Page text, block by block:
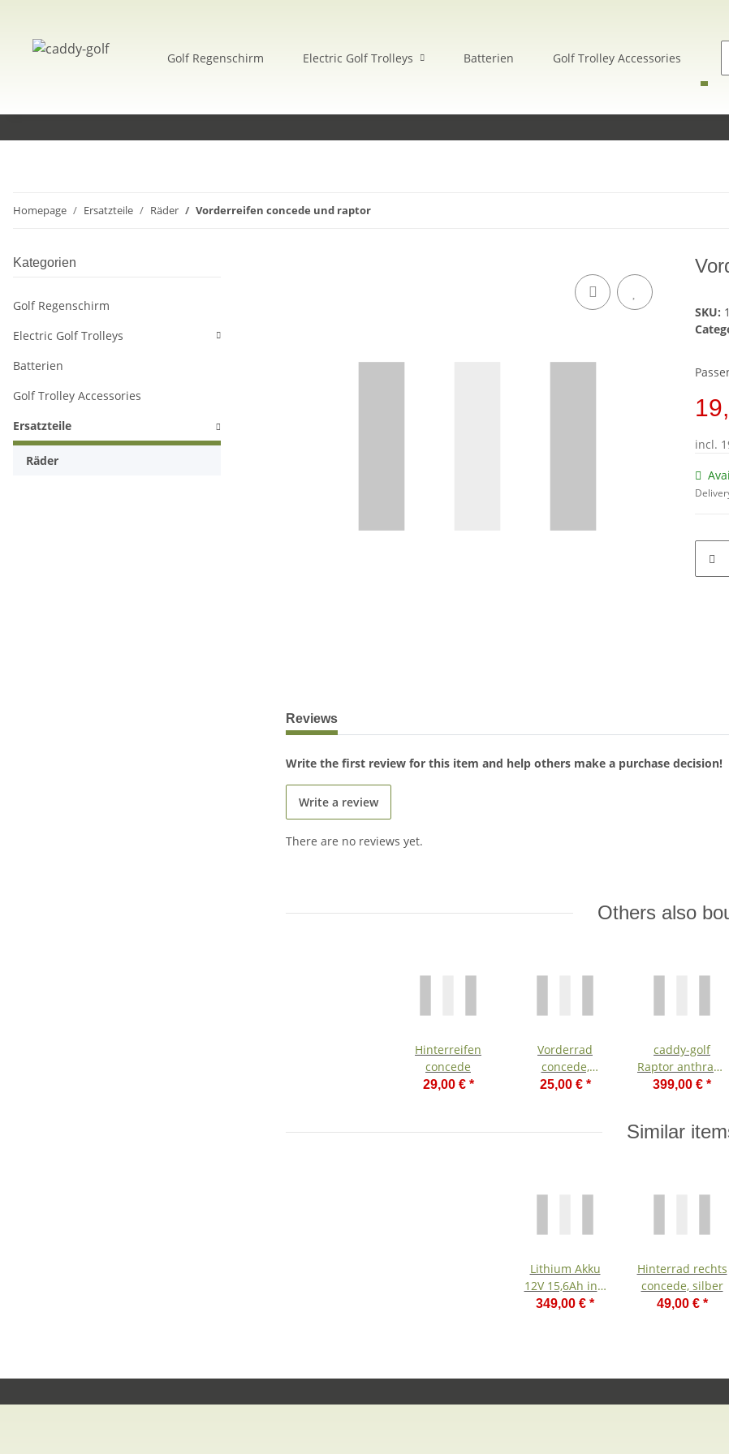
Golf Regenschirm Electric Golf Trolleys Batterien Golf Trolley Accessories
Homepage Ersatzteile Räder Vorderreifen concede und raptor
SKU:
incl.
Reviews
Write the first review for this item and help others make a purchase decision!
Write a review
There are no reviews yet.
Others also
Hinterreifen
concede
29,00 € *
Vorderrad
concede,
schwarz
25,00 € *
caddy-golf
Raptor anthrazit
Elektro Golf
399,00 € *
Similar
Lithium Akku
12V 15,6Ah inkl
Ladegerät
349,00 € *
Hinterrad rechts
concede, silber
49,00 € *
Kategorien
Golf Regenschirm
Electric Golf Trolleys
Batterien
Golf Trolley Accessories
Ersatzteile
Räder